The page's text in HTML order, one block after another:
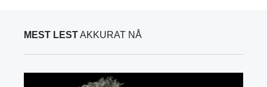
MEST LESTAKKURAT NÅ